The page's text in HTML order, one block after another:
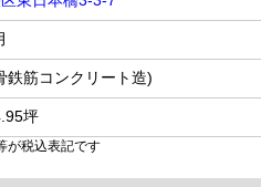
鉄筋コンクリート造)
坪
が税込表記です